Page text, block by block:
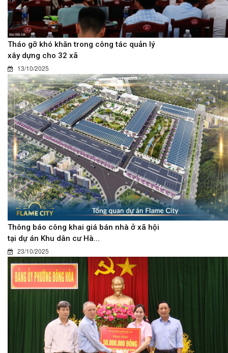
Tháo gỡ khó khăn trong công tác quản lý
xây dựng cho 32 xã
13/10/2025
Thông báo công khai giá bán nhà ở xã hội
tại dự án Khu dân cư Hà...
23/10/2025